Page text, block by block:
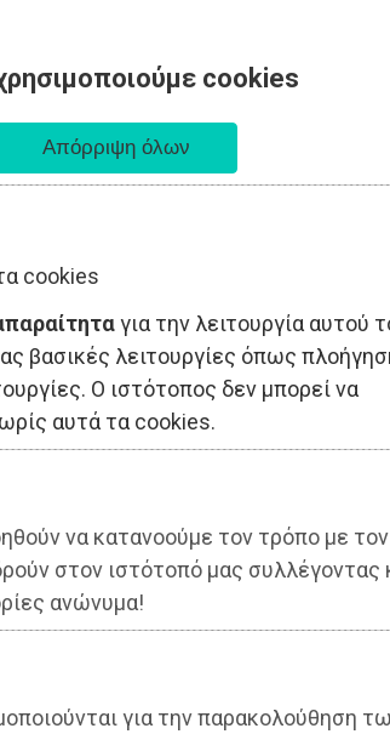
cookies
cookies
για την λειτουργία αυτού
βασικές λειτουργίες όπως
Ο ιστότοπος δεν μπορεί να
αυτά τα cookies.
να κατανοούμε τον τρόπο με τον
στον ιστότοπό μας συλλέγοντας
ανώνυμα!
για την παρακολούθηση